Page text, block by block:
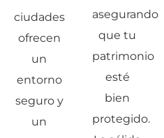
ciudades
ofrecen
un
entorno
seguro y
un
asegurando
que tu
patrimonio
esté
bien
protegido.